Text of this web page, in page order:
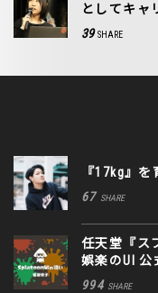
としてキャ
奈子
39 SHARE
『17kg』
67 SHARE
任天堂『ス
娯楽のUI
994 SHARE